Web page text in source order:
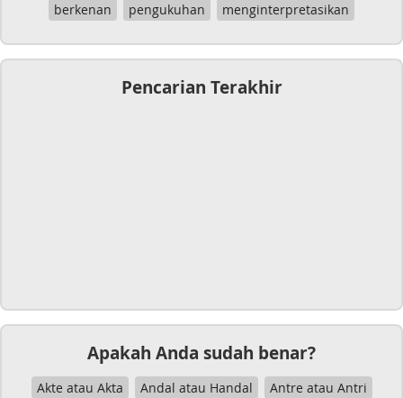
berkenan
pengukuhan menginterpretasikan
Pencarian Terakhir
Apakah Anda sudah benar?
Akte atau Akta Andal atau Handal
Antre atau Antri